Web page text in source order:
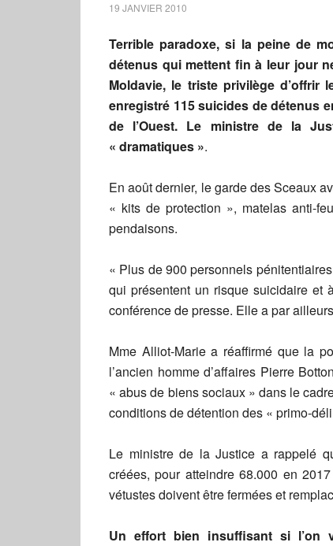
19 JANVIER 2010
Terrible paradoxe, si la peine de
détenus qui mettent fin à leur jour
Moldavie, le triste privilège
enregistré 115 suicides de détenus
de l’Ouest. Le ministre de la
« dramatiques ».
En août dernier, le garde des Sceaux
« kits de protection », matelas anti-
pendaisons.
« Plus de 900 personnels
qui présentent un risque suicidaire et
conférence de presse. Elle a par
Mme Alliot-Marie a réaffirmé que la
l’ancien homme d’affaires Pierre
« abus de biens sociaux » dans le
conditions de détention des « primo-
Le ministre de la Justice a rappelé
créées, pour atteindre 68.000 en
vétustes doivent être fermées et
Un effort bien insuffisant si l’on